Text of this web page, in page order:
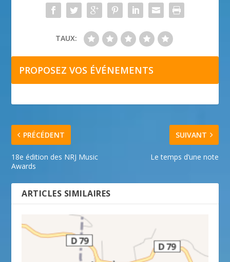
TAUX:
PROPOSEZ VOS ÉVÉNEMENTS
PRÉCÉDENT
18e édition des NRJ Music
Awards
SUIVANT
Le temps d’une note
ARTICLES SIMILAIRES